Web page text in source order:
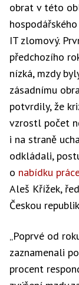
obrat v této
IT zlomový.
předchozího
nízká, mzdy
zásadnímu
potvrdily, že
vzrostl počet
i na straně
odkládali,
o nabídku
Aleš Křížek,
Českou
„Poprvé od
zaznamenali
procent